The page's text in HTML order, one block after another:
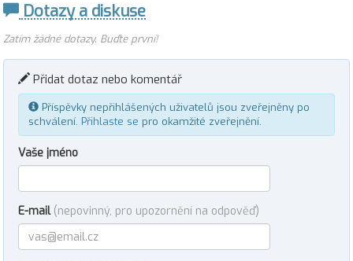
Dotazy a diskuse
Zatím žádné dotazy. Buďte první!
Přidat dotaz nebo komentář
Příspěvky nepřihlášených uživatelů jsou zveřejněny po
schválení. Přihlaste se pro okamžité zveřejnění.
Vaše jméno
E-mail (nepovinný, pro upozornění na odpověď)